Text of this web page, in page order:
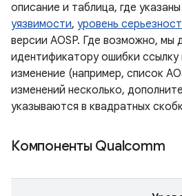
описание и таблица, где
уязвимости, уровень
версии AOSP. Где возможно, мы
идентификатору ошибки ссылку
изменение (например, список
изменений несколько,
указываются в квадратных
Компоненты Qualcomm